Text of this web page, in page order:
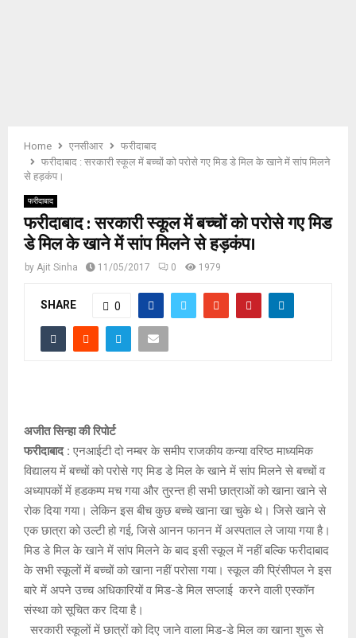
Home एनसीआर
फरीदाबाद
फरीदाबाद : सरकारी स्कूल में बच्चों को परोसे गए मिड डे मिल के खाने में सांप मिलने
से हड़कंप।
फरीदाबाद
फरीदाबाद : सरकारी स्कूल में बच्चों को परोसे गए मिड
डे मिल के खाने में सांप मिलने से हड़कंप।
by Ajit Sinha 11/05/2017 0 1979
SHARE 0
अजीत सिन्हा की रिपोर्ट
फरीदाबाद : एनआईटी दो नम्बर के समीप राजकीय कन्या वरिष्ठ माध्यमिक
विद्यालय में बच्चों को परोसे गए मिड डे मिल के खाने में सांप मिलने से बच्चों व
अध्यापकों में हडकम्प मच गया और तुरन्त ही सभी छात्राओं को खाना खाने से
रोक दिया गया। लेकिन इस बीच कुछ बच्चे खाना खा चुके थे। जिसे खाने से
एक छात्रा को उल्टी हो गई, जिसे आनन फानन में अस्पताल ले जाया गया है।
मिड डे मिल के खाने में सांप मिलने के बाद इसी स्कूल में नहीं बल्कि फरीदाबाद
के सभी स्कूलों में बच्चों को खाना नहीं परोसा गया। स्कूल की प्रिंसीपल ने इस
बारे में अपने उच्च अधिकारियों व मिड-डे मिल सप्लाई करने वाली एस्कॉन
संस्था को सूचित कर दिया है।
सरकारी स्कूलों में छात्रों को दिए जाने वाला मिड-डे मिल का खाना शुरू से